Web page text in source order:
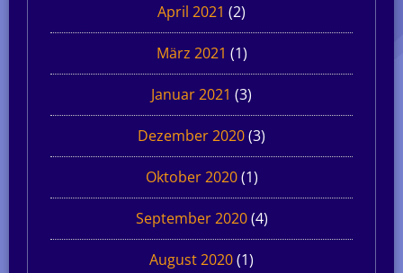
April 2021 (2)
März 2021 (1)
Januar 2021 (3)
Dezember 2020(3)
Oktober 2020(1)
September 2020(4)
August 2020(1)